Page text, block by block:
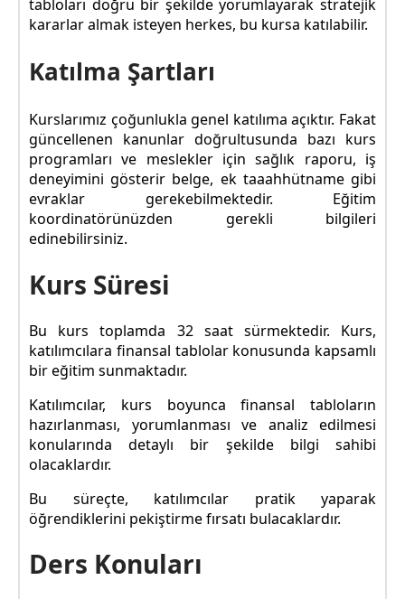
tabloları doğru bir şekilde yorumlayarak stratejik
kararlar almak isteyen herkes, bu kursa katılabilir.
Katılma Şartları
Kurslarımız çoğunlukla genel katılıma açıktır. Fakat
güncellenen kanunlar doğrultusunda bazı kurs
programları ve meslekler için sağlık raporu, iş
deneyimini gösterir belge, ek taaahhütname gibi
evraklar gerekebilmektedir. Eğitim
koordinatörünüzden gerekli bilgileri
edinebilirsiniz.
Kurs Süresi
Bu kurs toplamda 32 saat sürmektedir. Kurs,
katılımcılara finansal tablolar konusunda kapsamlı
bir eğitim sunmaktadır.
Katılımcılar, kurs boyunca finansal tabloların
hazırlanması, yorumlanması ve analiz edilmesi
konularında detaylı bir şekilde bilgi sahibi
olacaklardır.
Bu süreçte, katılımcılar pratik yaparak
öğrendiklerini pekiştirme fırsatı bulacaklardır.
Ders Konuları